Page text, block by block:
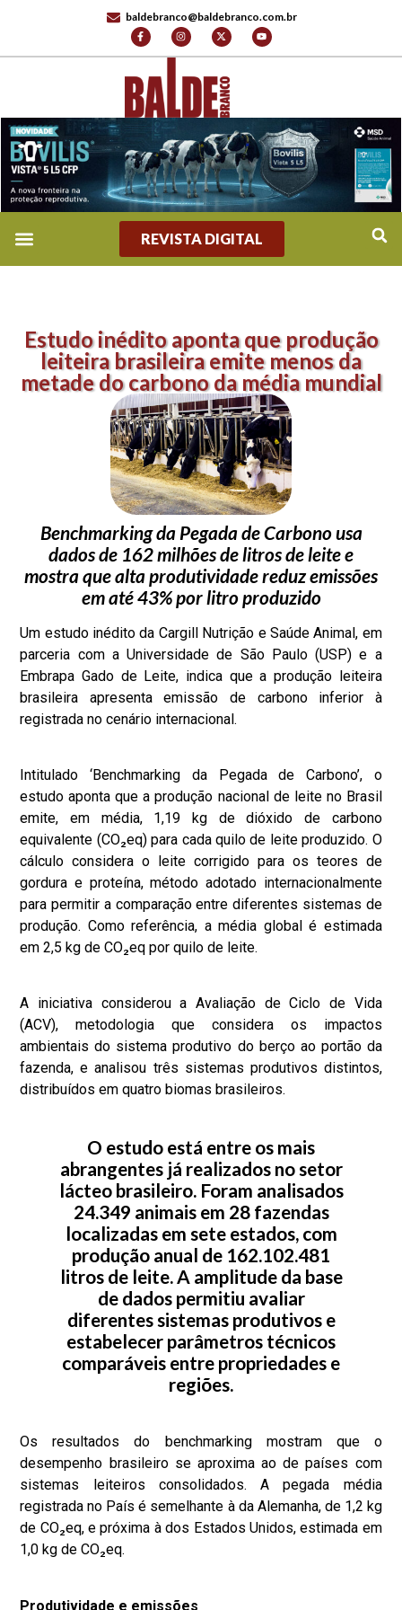
baldebranco@baldebranco.com.br
REVISTA DIGITAL
Estudo inédito aponta que produção
leiteira brasileira emite menos da
metade do carbono da média mundial
Benchmarking da Pegada de Carbono usa
dados de 162 milhões de litros de leite e
mostra que alta produtividade reduz emissões
em até 43% por litro produzido
Um estudo inédito da Cargill Nutrição e Saúde Animal, em
parceria com a Universidade de São Paulo (USP) e a
Embrapa Gado de Leite, indica que a produção leiteira
brasileira apresenta emissão de carbono inferior à
registrada no cenário internacional.
Intitulado ‘Benchmarking da Pegada de Carbono’, o
estudo aponta que a produção nacional de leite no Brasil
emite, em média, 1,19 kg de dióxido de carbono
equivalente (CO₂eq) para cada quilo de leite produzido. O
cálculo considera o leite corrigido para os teores de
gordura e proteína, método adotado internacionalmente
para permitir a comparação entre diferentes sistemas de
produção. Como referência, a média global é estimada
em 2,5 kg de CO₂eq por quilo de leite.
A iniciativa considerou a Avaliação de Ciclo de Vida
(ACV), metodologia que considera os impactos
ambientais do sistema produtivo do berço ao portão da
fazenda, e analisou três sistemas produtivos distintos,
distribuídos em quatro biomas brasileiros.
O estudo está entre os mais
abrangentes já realizados no setor
lácteo brasileiro. Foram analisados
24.349 animais em 28 fazendas
localizadas em sete estados, com
produção anual de 162.102.481
litros de leite. A amplitude da base
de dados permitiu avaliar
diferentes sistemas produtivos e
estabelecer parâmetros técnicos
comparáveis entre propriedades e
regiões.
Os resultados do benchmarking mostram que o
desempenho brasileiro se aproxima ao de países com
sistemas leiteiros consolidados. A pegada média
registrada no País é semelhante à da Alemanha, de 1,2 kg
de CO₂eq, e próxima à dos Estados Unidos, estimada em
1,0 kg de CO₂eq.
Produtividade e emissões